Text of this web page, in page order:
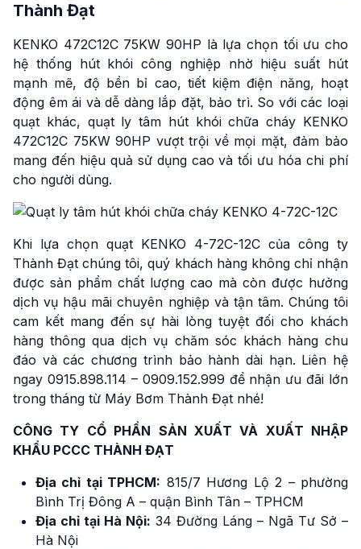
Thành Đạt
KENKO 472C12C 75KW 90HP là lựa chọn tối ưu cho
hệ thống hút khói công nghiệp nhờ hiệu suất hút
mạnh mẽ, độ bền bỉ cao, tiết kiệm điện năng, hoạt
động êm ái và dễ dàng lắp đặt, bảo trì. So với các loại
quạt khác, quạt ly tâm hút khói chữa cháy KENKO
472C12C 75KW 90HP vượt trội về mọi mặt, đảm bảo
mang đến hiệu quả sử dụng cao và tối ưu hóa chi phí
cho người dùng.
Khi lựa chọn quạt KENKO 4-72C-12C của công ty
Thành Đạt chúng tôi, quý khách hàng không chỉ nhận
được sản phẩm chất lượng cao mà còn được hưởng
dịch vụ hậu mãi chuyên nghiệp và tận tâm. Chúng tôi
cam kết mang đến sự hài lòng tuyệt đối cho khách
hàng thông qua dịch vụ chăm sóc khách hàng chu
đáo và các chương trình bảo hành dài hạn. Liên hệ
ngay 0915.898.114 – 0909.152.999 để nhận ưu đãi lớn
trong tháng từ Máy Bơm Thành Đạt nhé!
CÔNG TY CỔ PHẦN SẢN XUẤT VÀ XUẤT NHẬP
KHẨU PCCC THÀNH ĐẠT
Địa chỉ tại TPHCM: 815/7 Hương Lộ 2 – phường
Bình Trị Đông A – quận Bình Tân – TPHCM
Địa chỉ tại Hà Nội: 34 Đường Láng – Ngã Tư Sở –
Hà Nội